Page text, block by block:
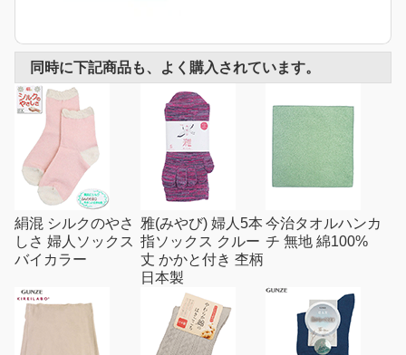
同時に下記商品も、よく購入されています。
絹混 シルクのやさ
しさ 婦人ソックス
バイカラー
雅(みやび) 婦人5本
指ソックス クルー
丈 かかと付き 杢柄
日本製
今治タオルハンカ
チ 無地 綿100%